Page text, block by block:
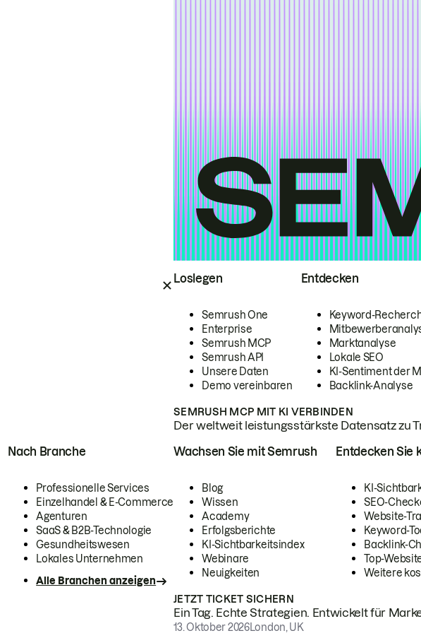
Loslegen
Semrush One
Enterprise
Semrush MCP
Semrush API
Unsere Daten
Demo vereinbaren
Entdecken
Keyword-
Marktanalyse
Lokale SEO
KI-Sentiment der
Backlink-Analyse
SEMRUSH MCP MIT KI VERBINDEN
Der weltweit leistungsstärkste Datensatz zu
Nach Branche
Professionelle Services
Einzelhandel & E-Commerce
Agenturen
SaaS & B2B-Technologie
Gesundheitswesen
Lokales Unternehmen
Alle Branchen anzeigen
Wachsen Sie mit Semrush
Blog
Wissen
Academy
Erfolgsberichte
KI-Sichtbarkeitsindex
Webinare
Neuigkeiten
Entdecken Sie
KI-
SEO-
Website-
Keyword-
Backlink-
Top-
Weitere
JETZT TICKET SICHERN
Ein Tag. Echte Strategien. Entwickelt für
13. Oktober 2026London, UK